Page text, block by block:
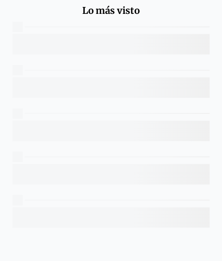
Lo más visto